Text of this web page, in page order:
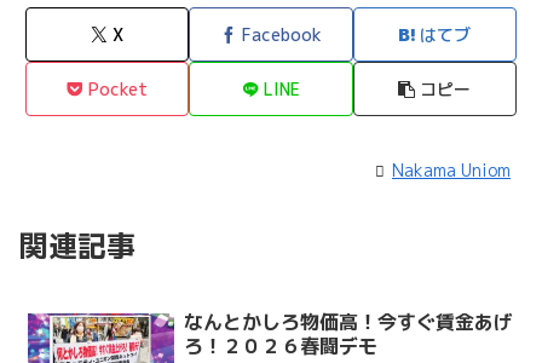
X Facebook はてブ
Pocket LINE コピー
Nakama Uniom
関連記事
なんとかしろ物価高！今すぐ賃金あげ
ろ！２０２６春闘デモ